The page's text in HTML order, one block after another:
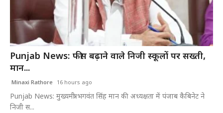
विदेश
खेल
टेक
वीडियो
Punjab News: फीस बढ़ाने वाले निजी स्कूलों पर सख्ती,
मान...
Minaxi Rathore 16 hours ago
Punjab News: मुख्यमंत्री भगवंत सिंह मान की अध्यक्षता में पंजाब कैबिनेट ने
निजी स...